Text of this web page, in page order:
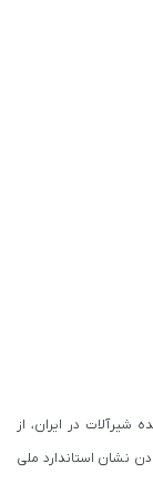
شیرآلات در ایران، از
نشان استاندارد ملی